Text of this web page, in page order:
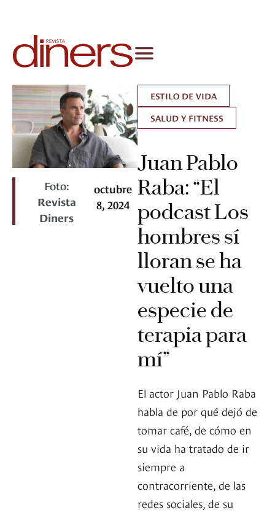
Foto:
Revista
Diners
octubre
8, 2024
ESTILO DE VIDA
SALUD Y FITNESS
Juan Pablo
Raba: “El
podcast Los
hombres sí
lloran se ha
vuelto una
especie de
terapia para
mí”
El actor Juan Pablo Raba
habla de por qué dejó de
tomar café, de cómo en
su vida ha tratado de ir
siempre a
contracorriente, de las
redes sociales, de su